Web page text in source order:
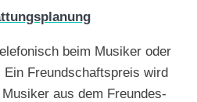
beim Musiker oder
Ein Freundschaftspreis wird
aus dem Freundes-